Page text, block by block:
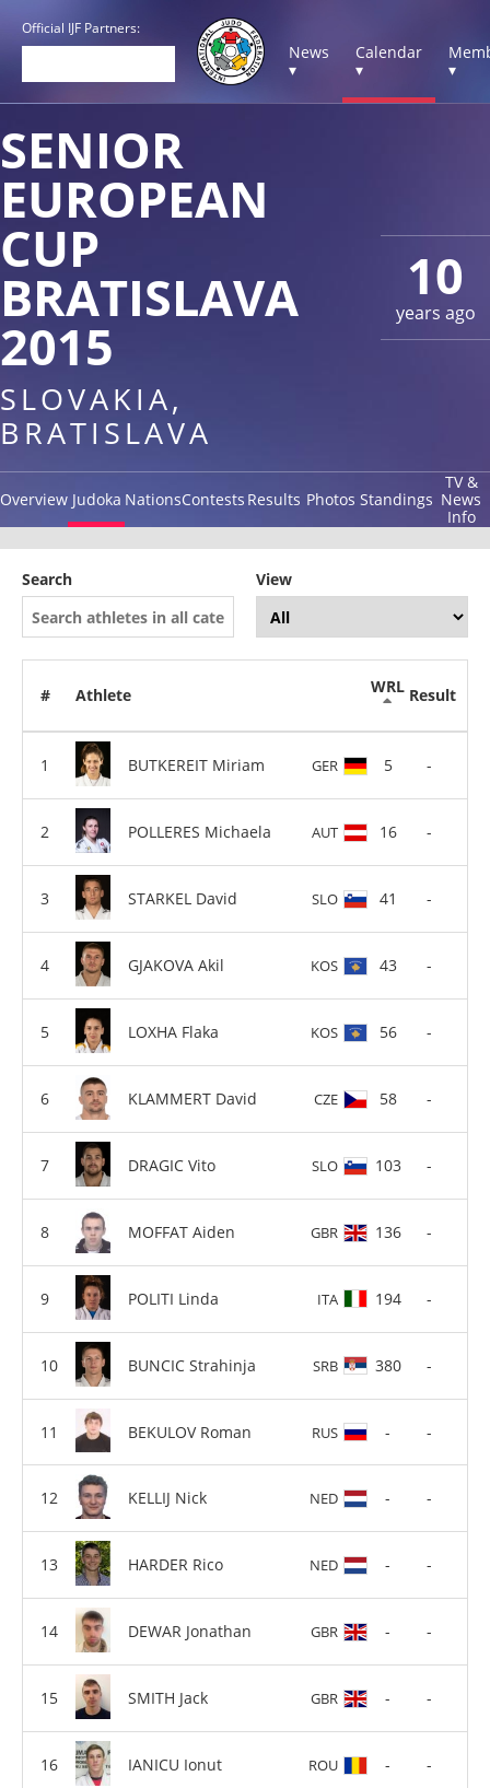
Official IJF Partners:
News
▾
Calendar
▾
▾
10
years ago
SENIOR
EUROPEAN
CUP
BRATISLAVA
2015
SLOVAKIA,
BRATISLAVA
Overview Judoka NationsContests Results Photos Standings
TV &
News
Info
Search View
# Athlete WRL Result
BUTKEREIT Miriam GER 5 -
POLLERES Michaela AUT 16 -
STARKEL David SLO 41 -
GJAKOVA Akil KOS 43 -
LOXHA Flaka KOS 56 -
KLAMMERT David CZE 58 -
DRAGIC Vito SLO 103 -
MOFFAT Aiden GBR 136 -
POLITI Linda ITA 194 -
BUNCIC Strahinja SRB 380 -
BEKULOV Roman RUS - -
KELLIJ Nick NED - -
HARDER Rico NED - -
DEWAR Jonathan GBR - -
SMITH Jack GBR - -
IANICU Ionut ROU - -